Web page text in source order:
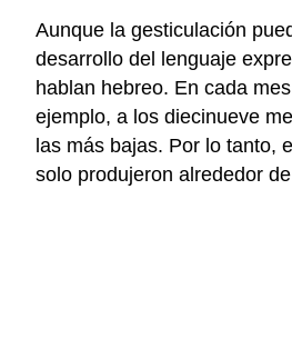
Aunque la gesticulación
desarrollo del lenguaje
hablan hebreo. En cada
ejemplo, a los diecinueve
las más bajas. Por lo tanto,
solo produjeron alrededor